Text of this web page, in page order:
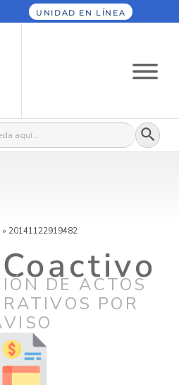
UNIDAD EN LÍNEA
Botón
» 20141122919482
DE ACTOS
POR